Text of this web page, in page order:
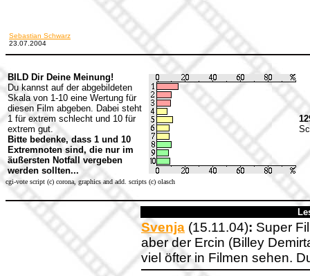
Sebastian Schwarz
23.07.2004
BILD Dir Deine Meinung!
Du kannst auf der abgebildeten
Skala von 1-10 eine Wertung für
diesen Film abgeben. Dabei steht
1 für extrem schlecht und 10 für
extrem gut.
Bitte bedenke, dass 1 und 10
Extremnoten sind, die nur im
äußersten Notfall vergeben
werden sollten...
cgi-vote script (c) corona, graphics and add. scripts (c) olasch
Svenja (15.11.04): Super
aber der Ercin (Billey
viel öfter in Filmen sehen.